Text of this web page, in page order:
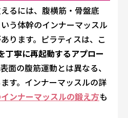
るには、腹横筋・骨盤底
う体幹のインナーマッスル
ります。ピラティスは、こ
丁寧に再起動するアプロー
面の腹筋運動とは異なる、
す。インナーマッスルの詳
ンナーマッスルの鍛え方も